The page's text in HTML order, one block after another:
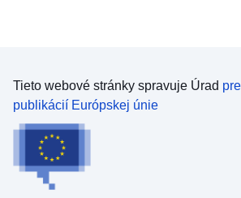
Tieto webové stránky spravuje Úrad
publikácií Európskej únie